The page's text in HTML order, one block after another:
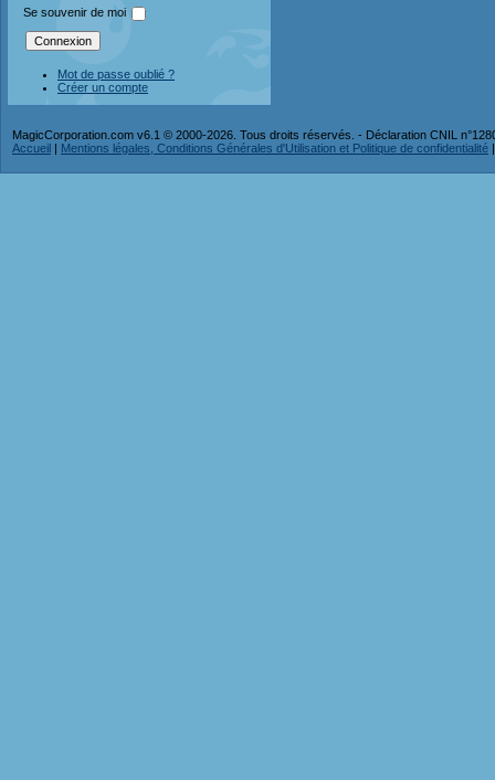
Se souvenir de moi
Mot de passe oublié ?
Créer un compte
MagicCorporation.com v6.1 © 2000-2026. Tous droits réservés. - Déclaration CNIL
Accueil | Mentions légales, Conditions Générales d'Utilisation et Politique de confidentialité